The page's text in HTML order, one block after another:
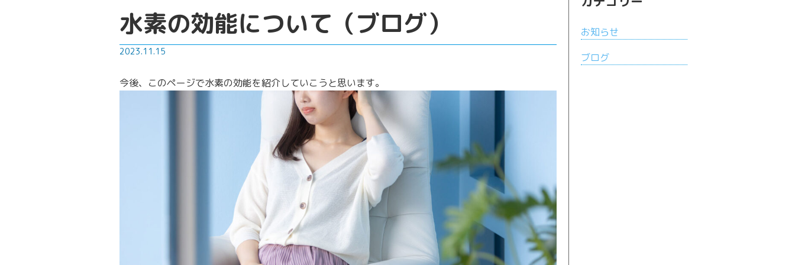
水素の効能について（ブログ）
2023.11.15
今後、このページで水素の効能を紹介していこうと思います。
お知らせ
ブログ